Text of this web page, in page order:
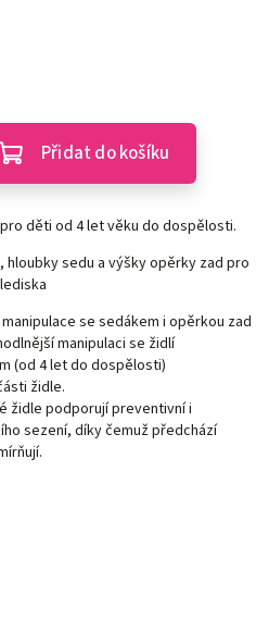
Přidat do košíku
děti od 4 let věku do dospělosti.
sedu a výšky opěrky zad pro
se sedákem i opěrkou zad
manipulaci se židlí
(od 4 let do dospělosti)
židle.
židle podporují preventivní i
sezení, díky čemuž předchází